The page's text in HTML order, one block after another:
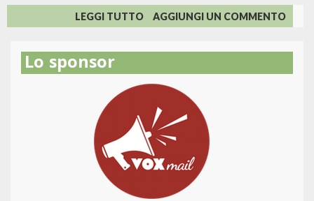
LEGGI TUTTO SU
SMETTETE
LA
BLACKLIST
DNSBL.NJABL.ORG:
BLOCCA
TUTTI
I
MITTENTI!
AGGIUNGI UN COMMENTO
Lo sponsor